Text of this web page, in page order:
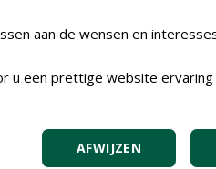
vrijdag 31
aan de wensen en
u een prettige website ervaring
AFWIJZEN